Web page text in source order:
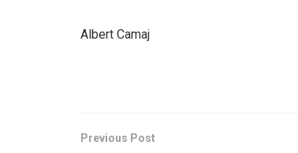
Albert Camaj
Previous Post